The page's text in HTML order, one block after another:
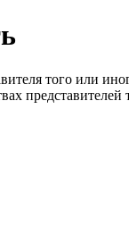
того или